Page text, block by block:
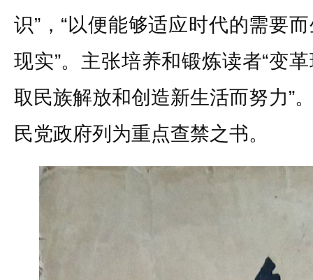
识”，“以便能够适应时代的需要
现实”。主张培养和锻炼读者“变
取民族解放和创造新生活而努力”
民党政府列为重点查禁之书。